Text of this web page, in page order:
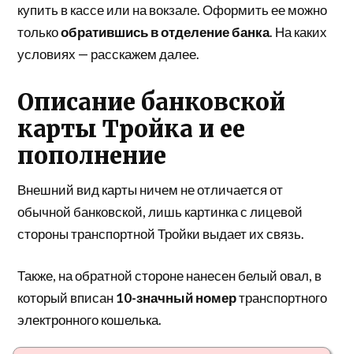
купить в кассе или на вокзале. Оформить ее можно
толькообратившись в отделение банка. На каких
условиях — расскажем далее.
Описание банковской
карты Тройка и ее
пополнение
Внешний вид карты ничем не отличается от
обычной банковской, лишь картинка с лицевой
стороны транспортной Тройки выдает их связь.
Также, на обратной стороне нанесен белый овал, в
который вписан10-значный номертранспортного
электронного кошелька.